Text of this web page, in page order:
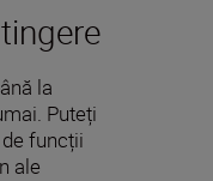
la
Puteți
funcții
ale